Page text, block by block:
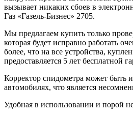
вызывает никаких сбоев в
Газ «Газель-Бизнес» 2705.
Мы предлагаем купить только
которая будет исправно работать
более, что на все устройства,
предоставляется 5 лет бесплатной
Корректор спидометра может быть
автомобилях, что является
Удобная в использовании и порой